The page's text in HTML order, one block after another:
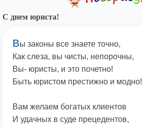
С днем юриста!
Вы законы все знаете точно,
Как слеза, вы чисты, непорочны,
Вы- юристы, и это почетно!
Быть юристом престижно и модно!
Вам желаем богатых клиентов
И удачных в суде прецедентов,